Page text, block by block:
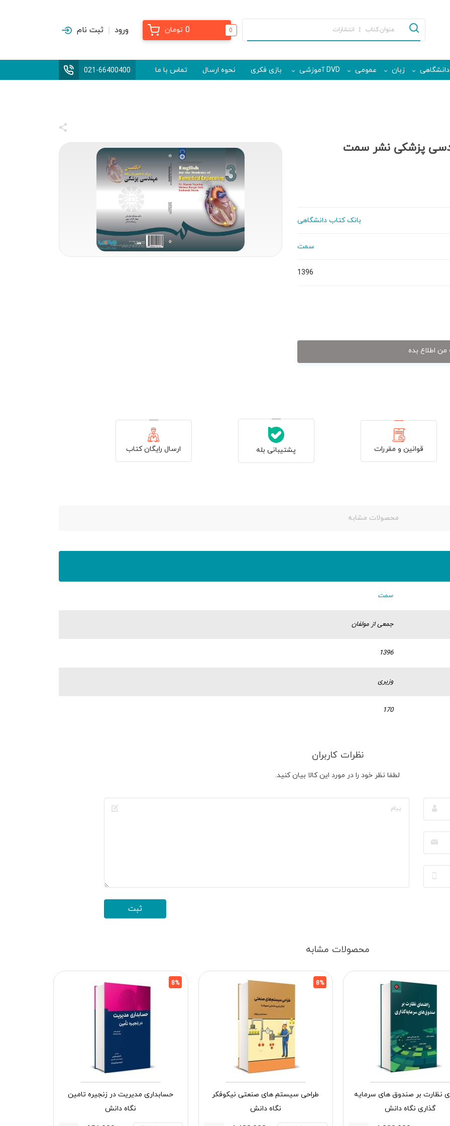
0
0 تومان ورود ثبت نام
دانشگاهی زبان عمومی DVD آموزشی بازی فکری نحوه ارسال تماس با ما 021-66400400
پزشکی نشر سمت
بانک کتاب دانشگاهی
سمت
1396
اطلاع بده
قوانین و مقررات پشتیبانی بله ارسال رایگان کتاب
محصولات مشابه
سمت
جمعی از مولفان
1396
وزیری
170
نظرات کاربران
لطفا نظر خود را در مورد این کالا بیان کنید.
محصولات مشابه
نظارت بر صندوق های سرمایه
گذاری نگاه دانش
8%
طراحی سیستم های صنعتی نیکوفکر
نگاه دانش
8%
حسابداری مدیریت در زنجیره تامین
نگاه دانش